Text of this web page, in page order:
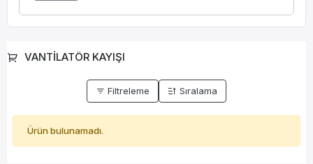
VANTİLATÖR KAYIŞI
Filtreleme Sıralama
Ürün bulunamadı.